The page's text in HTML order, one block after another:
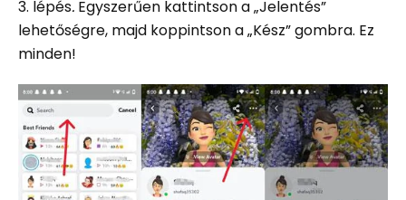
3. lépés. Egyszerűen kattintson a „Jelentés”
lehetőségre, majd koppintson a „Kész” gombra. Ez
minden!